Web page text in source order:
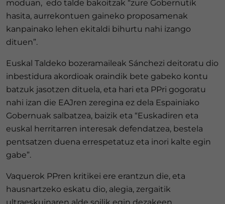
moduan, edo talde bakoitzak “zure Gobernutik
hasita, aurrekontuen gaineko proposamenak
kanpainako lehen ekitaldi bihurtu nahi izango
dituen”.
Euskal Taldeko bozeramaileak Sánchezi deitoratu dio
inbestidura akordioak oraindik bete gabeko kontu
batzuk jasotzen dituela, eta hari eta PPri gogoratu
nahi izan die EAJren zeregina ez dela Espainiako
Gobernuak salbatzea, baizik eta “Euskadiren eta
euskal herritarren interesak defendatzea, bestela
pentsatzen duena errespetatuz eta inori kalte egin
gabe”.
Vaquerok PPren kritikei ere erantzun die, eta
hausnartzeko eskatu dio, alegia, zergaitik
ultraeskuinaren alde soilik egin dezakeen